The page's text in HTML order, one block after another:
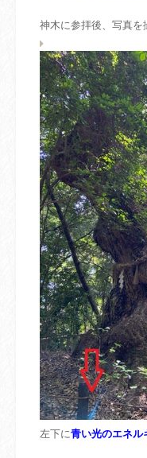
神木に参拝後、写真を
左下に青い光のエネル